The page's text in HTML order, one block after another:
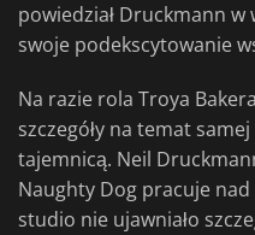
powiedział Druckmann w
swoje podekscytowanie
Na razie rola Troya
szczegóły na temat
tajemnicą. Neil
Naughty Dog pracuje
studio nie ujawniało